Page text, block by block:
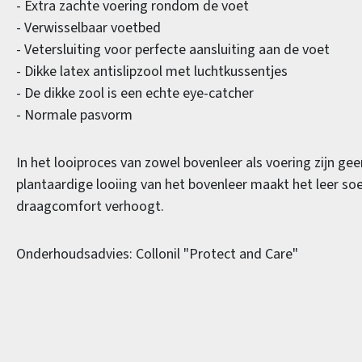
- Extra zachte voering rondom de voet
- Verwisselbaar voetbed
- Vetersluiting voor perfecte aansluiting aan de voet
- Dikke latex antislipzool met luchtkussentjes
- De dikke zool is een echte eye-catcher
- Normale pasvorm
In het looiproces van zowel bovenleer als voering zijn
plantaardige looiing van het bovenleer maakt het leer
draagcomfort verhoogt.
Onderhoudsadvies: Collonil "Protect and Care"